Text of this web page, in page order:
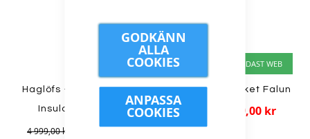
GODKÄNN
ALLA
COOKIES
ANPASSA
COOKIES
ENDAST WEB
Haglöfs - W Latnja GTX
Insulated Jacket
4 999,00 kr 2 499,00 kr
ENDAST WEB
Dæhlie - M Jacket Falun
799,00 kr